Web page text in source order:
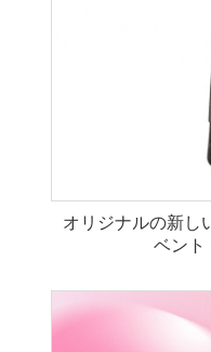
オリジナルの新し
ベント